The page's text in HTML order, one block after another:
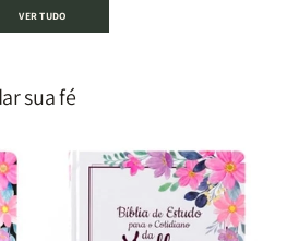
|
Penkal
Penkal
VER TUDO
sua fé